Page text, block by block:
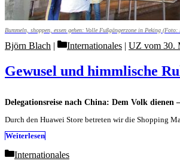
Bummeln, shoppen, essen gehen: Volle Fußgängerzone in Peking
Delegationsreise nach China: Dem Volk dienen
Gewusel und himmlische
Björn Blach Categories
Internationales | UZ vom 30.
Durch den Huawei Store betreten wir die Shopping
Weiterlesen
Categories
Internationales